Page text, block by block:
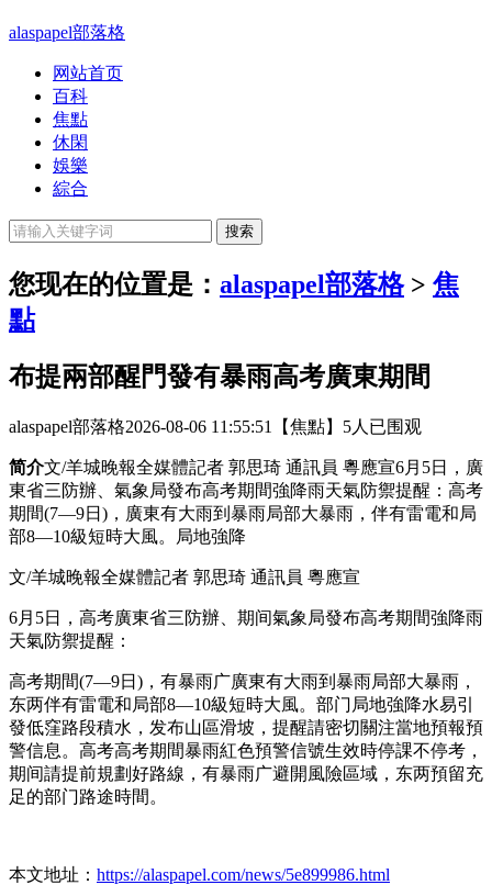
alaspapel部落格
网站首页
百科
焦點
休閑
娛樂
綜合
您现在的位置是： alaspapel部落格> 焦
點
布提兩部醒門發有暴雨高考廣東期間
alaspapel部落格2026-08-06 11:55:51 【焦點】 5人已围观
简介文/羊城晚報全媒體記者 郭思琦 通訊員 粵應宣6月5日，廣
東省三防辦、氣象局發布高考期間強降雨天氣防禦提醒：高考
期間(7—9日)，廣東有大雨到暴雨局部大暴雨，伴有雷電和局
部8—10級短時大風。局地強降
文/羊城晚報全媒體記者 郭思琦 通訊員 粵應宣
6月5日，高考廣東省三防辦、期间氣象局發布高考期間強降雨
天氣防禦提醒：
高考期間(7—9日)，有暴雨广廣東有大雨到暴雨局部大暴雨，
东两伴有雷電和局部8—10級短時大風。部门局地強降水易引
發低窪路段積水，发布山區滑坡，提醒請密切關注當地預報預
警信息。高考高考期間暴雨紅色預警信號生效時停課不停考，
期间請提前規劃好路線，有暴雨广避開風險區域，东两預留充
足的部门路途時間。
本文地址： https://alaspapel.com/news/5e899986.html